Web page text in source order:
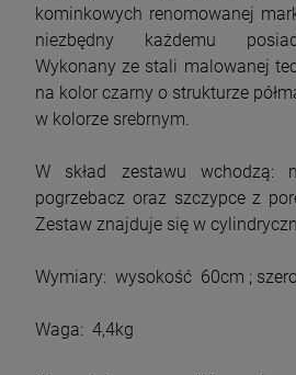
DO KOSZYKA
kominkowych renomowanej
niezbędny każdemu
Wykonany ze stali malowanej
na kolor czarny o strukturze
w kolorze srebrnym.
W skład zestawu wchodzą:
pogrzebacz oraz szczypce z
Zestaw znajduje się w
Wymiary: wysokość 60cm ;
Waga: 4,4kg